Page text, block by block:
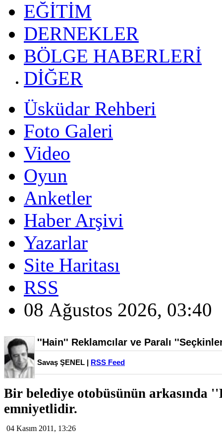
EĞİTİM
DERNEKLER
BÖLGE HABERLERİ
DİĞER
Üsküdar Rehberi
Foto Galeri
Video
Oyun
Anketler
Haber Arşivi
Yazarlar
Site Haritası
RSS
08 Ağustos 2026, 03:40
''Hain'' Reklamcılar ve Paralı
Savaş ŞENEL | RSS Feed
Bir belediye otobüsünün arkasında
emniyetlidir.
04 Kasım 2011, 13:26